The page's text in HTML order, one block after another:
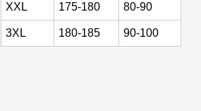
XXL 175-180 80-90
3XL 180-185 90-100